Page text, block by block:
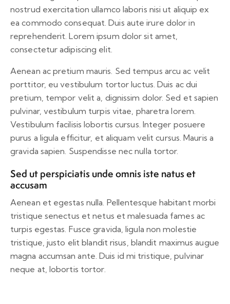
nostrud exercitation ullamco laboris nisi ut aliquip ex
ea commodo consequat. Duis aute irure dolor in
reprehenderit. Lorem ipsum dolor sit amet,
consectetur adipiscing elit.
Aenean ac pretium mauris. Sed tempus arcu ac velit
porttitor, eu vestibulum tortor luctus. Duis ac dui
pretium, tempor velit a, dignissim dolor. Sed et sapien
pulvinar, vestibulum turpis vitae, pharetra lorem.
Vestibulum facilisis lobortis cursus. Integer posuere
purus a ligula efficitur, et aliquam velit cursus. Mauris a
gravida sapien. Suspendisse nec nulla tortor.
Sed ut perspiciatis unde omnis iste natus et
accusam
Aenean et egestas nulla. Pellentesque habitant morbi
tristique senectus et netus et malesuada fames ac
turpis egestas. Fusce gravida, ligula non molestie
tristique, justo elit blandit risus, blandit maximus augue
magna accumsan ante. Duis id mi tristique, pulvinar
neque at, lobortis tortor.